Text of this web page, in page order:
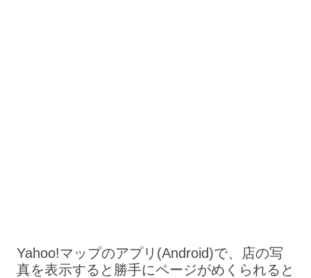
Yahoo!マップのアプリ(Android)で、店の写
真を表示すると勝手にページがめくられると